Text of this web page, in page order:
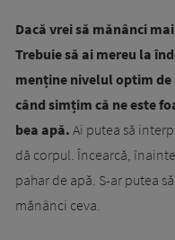
Dacă vrei să mănânci
Trebuie să ai mereu la
menține nivelul optim
când simțim că ne este
bea apă. Ai putea să
dă corpul. Încearcă,
pahar de apă. S-ar putea
mănânci ceva.